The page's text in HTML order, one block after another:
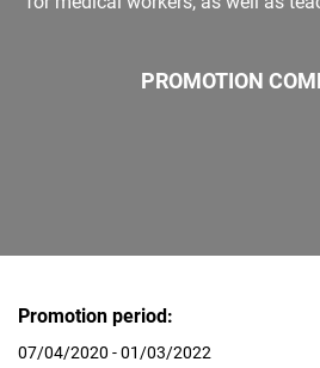
PROMOTION
Promotion period:
07/04/2020 - 01/03/2022